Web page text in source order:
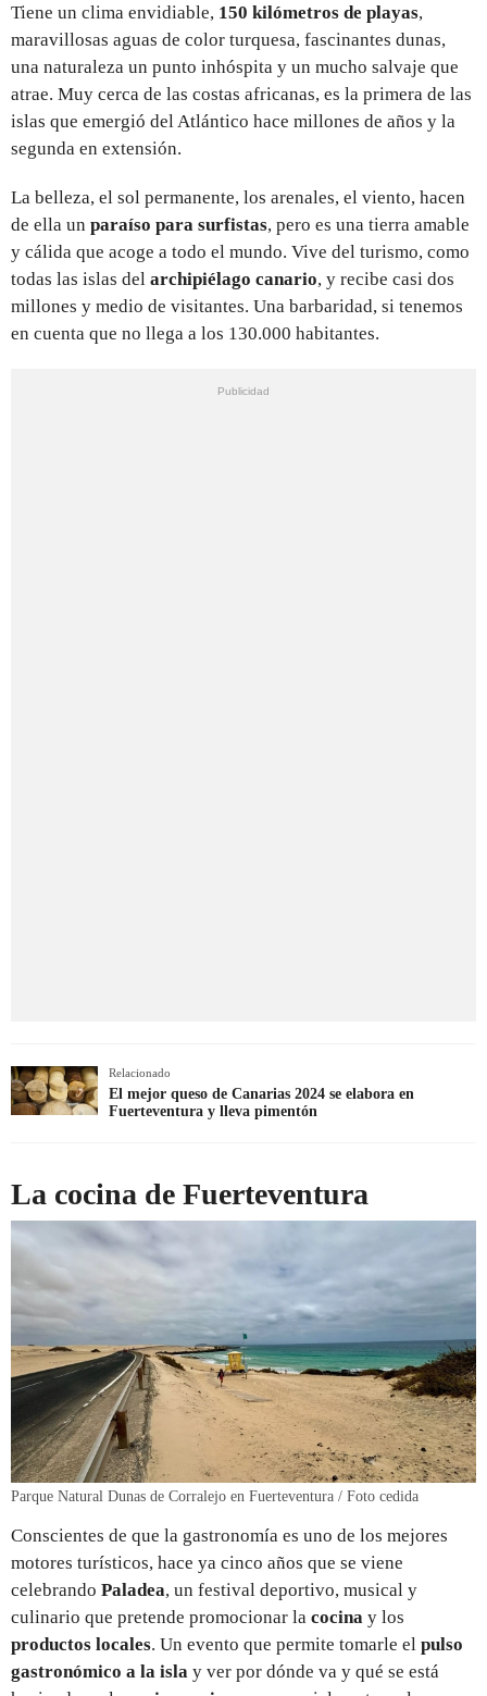
Tiene un clima envidiable, 150 kilómetros de playas,
maravillosas aguas de color turquesa, fascinantes dunas,
una naturaleza un punto inhóspita y un mucho salvaje que
atrae. Muy cerca de las costas africanas, es la primera de las
islas que emergió del Atlántico hace millones de años y la
segunda en extensión.
La belleza, el sol permanente, los arenales, el viento, hacen
de ella un paraíso para surfistas, pero es una tierra amable
y cálida que acoge a todo el mundo. Vive del turismo, como
todas las islas del archipiélago canario, y recibe casi dos
millones y medio de visitantes. Una barbaridad, si tenemos
en cuenta que no llega a los 130.000 habitantes.
Relacionado
El mejor queso de Canarias 2024 se elabora en
Fuerteventura y lleva pimentón
La cocina de Fuerteventura
Parque Natural Dunas de Corralejo en Fuerteventura / Foto cedida
Conscientes de que la gastronomía es uno de los mejores
motores turísticos, hace ya cinco años que se viene
celebrando Paladea, un festival deportivo, musical y
culinario que pretende promocionar la cocina y los
productos locales. Un evento que permite tomarle el pulso
gastronómico a la isla y ver por dónde va y qué se está